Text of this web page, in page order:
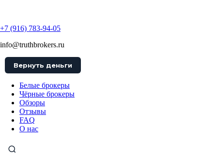
+7 (916) 783-94-05
info@truthbrokers.ru
Вернуть деньги
Белые брокеры
Чёрные брокеры
Обзоры
Отзывы
FAQ
О нас